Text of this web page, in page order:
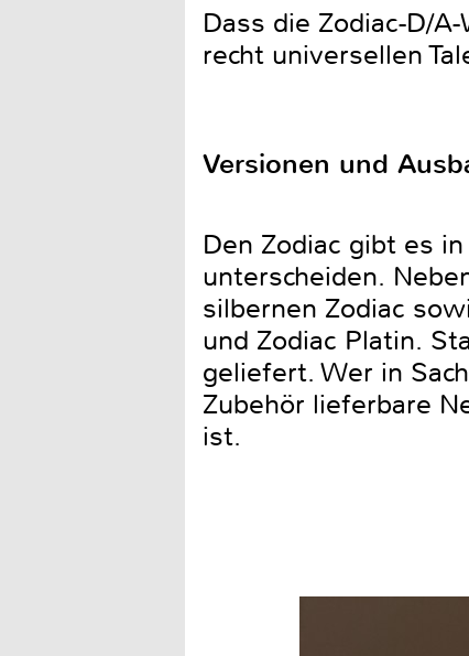
Dass die Zodiac-D/
recht universellen
Versionen und
Den Zodiac gibt es
unterscheiden.
silbernen Zodiac
und Zodiac Platin.
geliefert. Wer in
Zubehör lieferbare
ist.